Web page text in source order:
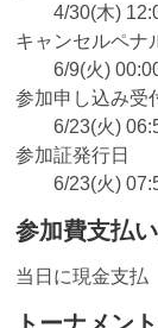
4/30(木)
キャンセルペナ
6/9(火)
参加申し込み受
6/23(火)
参加証発行日
6/23(火)
参加費支払
当日に現金支払